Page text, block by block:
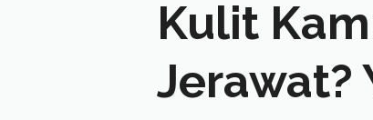
Kulit
Jerawat?